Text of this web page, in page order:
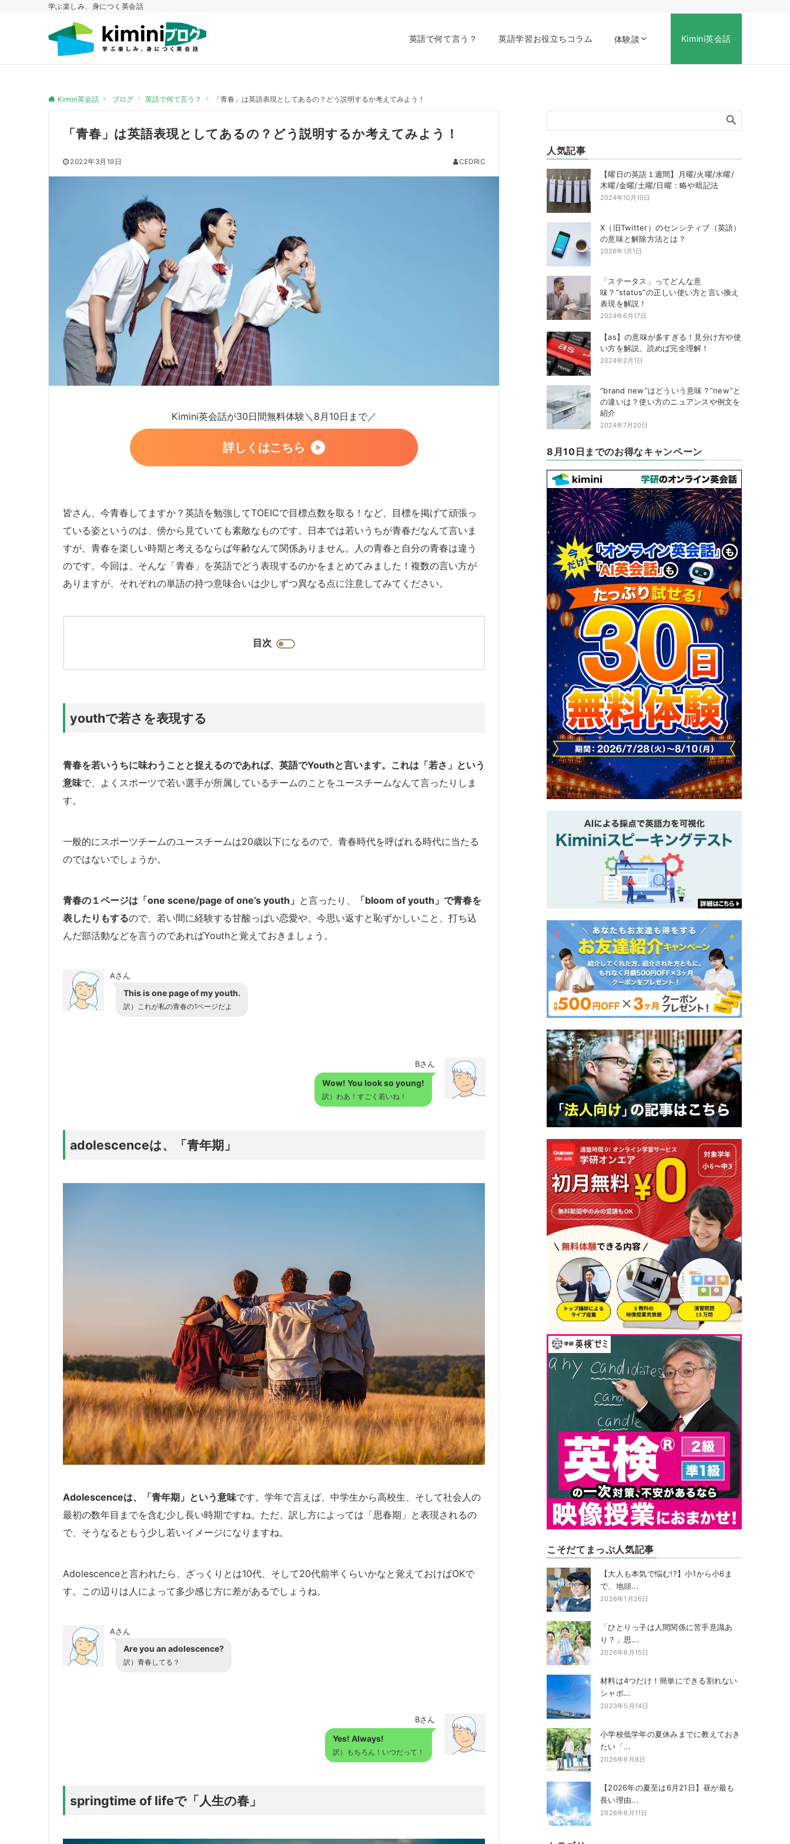
学ぶ楽しみ、身につく英会話
英語で何て言う？ 英語学習お役立ちコラム 体験談 Kimini英会話
Kimini英会話 ブログ 英語で何て言う？ 「青春」は英語表現としてあるの？どう説明するか考えてみよう！
「青春」は英語表現としてあるの？どう説明するか考えてみよう！
2022年3月19日 CEDRIC
Kimini英会話が30日間無料体験＼8月10日まで／
詳しくはこちら
皆さん、今青春してますか？英語を勉強してTOEICで目標点数を取る！など、目標を掲げて頑張っ
ている姿というのは、傍から見ていても素敵なものです。日本では若いうちが青春だなんて言いま
すが、青春を楽しい時期と考えるならば年齢なんて関係ありません。人の青春と自分の青春は違う
のです。今回は、そんな「青春」を英語でどう表現するのかをまとめてみました！複数の言い方が
ありますが、それぞれの単語の持つ意味合いは少しずつ異なる点に注意してみてください。
目次
youthで若さを表現する
青春を若いうちに味わうことと捉えるのであれば、英語でYouthと言います。これは「若さ」という
意味で、よくスポーツで若い選手が所属しているチームのことをユースチームなんて言ったりしま
す。
一般的にスポーツチームのユースチームは20歳以下になるので、青春時代を呼ばれる時代に当たる
のではないでしょうか。
青春の１ページは「one scene/page of one’s youth」 と言ったり、
「bloom of youth」で青春を
表したりもするので、若い間に経験する甘酸っぱい恋愛や、今思い返すと恥ずかしいこと、打ち込
んだ部活動などを言うのであればYouthと覚えておきましょう。
Aさん
This is one page of my youth.
訳）これが私の青春の1ページだよ
Bさん
Wow! You look so young!
訳）わあ！すごく若いね！
adolescenceは、「青年期」
Adolescenceは、「青年期」という意味です。学年で言えば、中学生から高校生、そして社会人の
最初の数年目までを含む少し長い時期ですね。ただ、訳し方によっては「思春期」と表現されるの
で、そうなるともう少し若いイメージになりますね。
Adolescenceと言われたら、ざっくりとは10代、そして20代前半くらいかなと覚えておけばOKで
す。この辺りは人によって多少感じ方に差があるでしょうね。
Aさん
Are you an adolescence?
訳）青春してる？
Bさん
Yes! Always!
訳）もちろん！いつだって！
springtime of lifeで「人生の春」
人気記事
【曜日の英語１週間】月曜/火曜/水曜/
木曜/金曜/土曜/日曜：略や暗記法
2024年10月10日
X（旧Twitter）のセンシティブ（英語）
の意味と解除方法とは？
2026年1月1日
「ステータス」ってどんな意
味？”status”の正しい使い方と言い換え
表現を解説！
2024年6月17日
【as】の意味が多すぎる！見分け方や使
い方を解説。読めば完全理解！
2024年2月1日
“brand new”はどういう意味？”new”と
の違いは？使い方のニュアンスや例文を
紹介
2024年7月20日
8月10日までのお得なキャンペーン
こそだてまっぷ人気記事
【大人も本気で悩む!?】小1から小6ま
で、地頭...
2026年1月26日
「ひとりっ子は人間関係に苦手意識あ
り？」思...
2026年6月15日
材料は4つだけ！簡単にできる割れない
シャボ...
2023年5月14日
小学校低学年の夏休みまでに教えておき
たい「...
2026年6月8日
【2026年の夏至は6月21日】昼が最も
長い理由...
2026年6月11日